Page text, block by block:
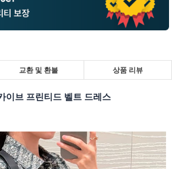
교환 및 환불 상품 리뷰
이브 프린티드 벨트 드레스